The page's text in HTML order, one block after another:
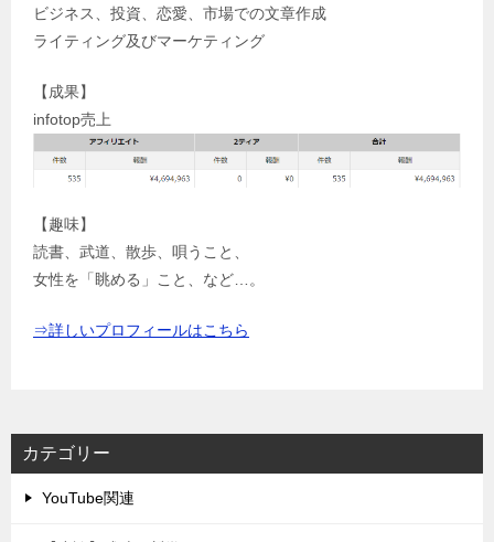
ビジネス、投資、恋愛、市場での文章作成
ライティング及びマーケティング
【成果】
infotop売上
【趣味】
読書、武道、散歩、唄うこと、
女性を「眺める」こと、など…。
⇒詳しいプロフィールはこちら
カテゴリー
YouTube関連